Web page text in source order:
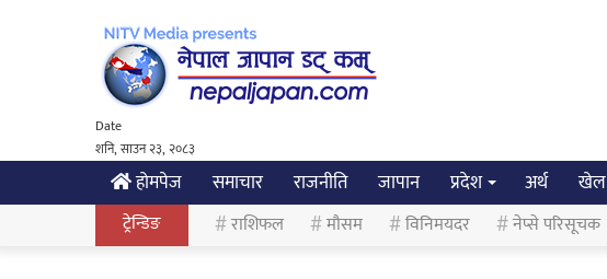
Date
शनि, साउन २३, २०८३
होमपेज समाचार राजनीति जापान प्रदेश अर्थ खेल
ट्रेन्डिङ राशिफल मौसम विनिमयदर नेप्से परिसूचक